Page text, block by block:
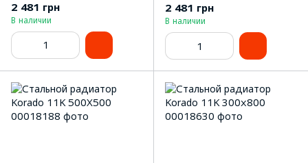
2 481 грн
В наличии
2 481 грн
В наличии